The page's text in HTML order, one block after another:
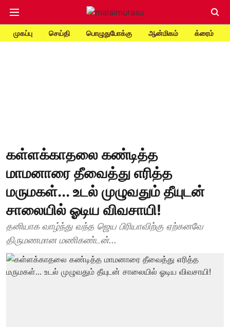
முகப்பு செய்தி பொழுதுபோக்கு ஆன்மிகம் க்ரைம்
கள்ளக்காதலை கண்டித்த
மாமனாரை தீவைத்து எரித்த
மருமகள்... உடல் முழுவதும் தீயுடன்
சாலையில் ஓடிய விவசாயி!
தனியாக வாழ்ந்து வந்த ஜெய பிரியாவிற்கு ஏற்கனவே
திருமணமான மணிகண்டன்...